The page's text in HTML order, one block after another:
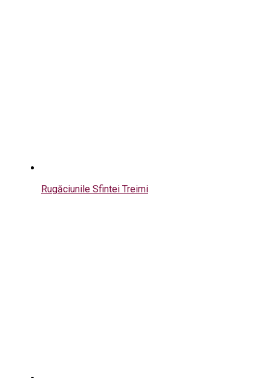
Rugăciunile Sfintei Treimi